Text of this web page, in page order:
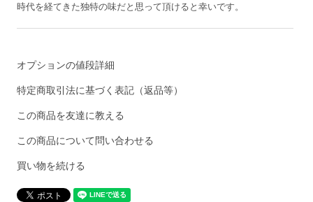
時代を経てきた独特の味だと思って頂けると幸いです。
オプションの値段詳細
特定商取引法に基づく表記（返品等）
この商品を友達に教える
この商品について問い合わせる
買い物を続ける